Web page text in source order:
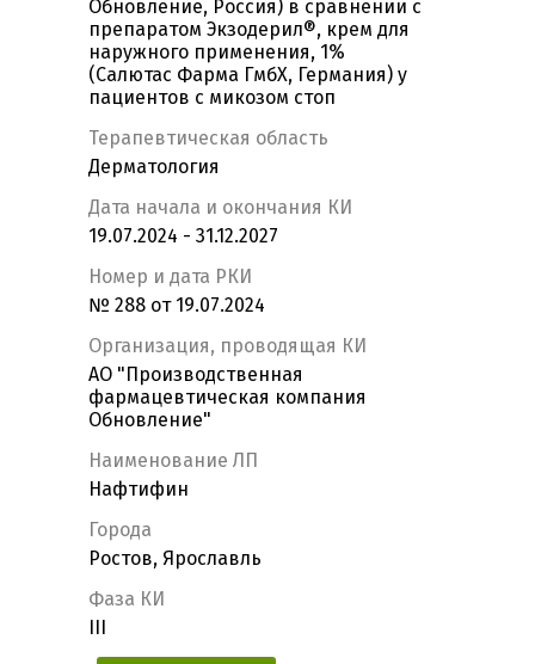
Обновление, Россия) в сравнении с
препаратом Экзодерил®, крем для
наружного применения, 1%
(Салютас Фарма ГмбХ, Германия) у
пациентов с микозом стоп
Терапевтическая область
Дерматология
Дата начала и окончания КИ
19.07.2024 - 31.12.2027
Номер и дата РКИ
№ 288 от 19.07.2024
Организация, проводящая КИ
АО "Производственная
фармацевтическая компания
Обновление"
Наименование ЛП
Нафтифин
Города
Ростов, Ярославль
Фаза КИ